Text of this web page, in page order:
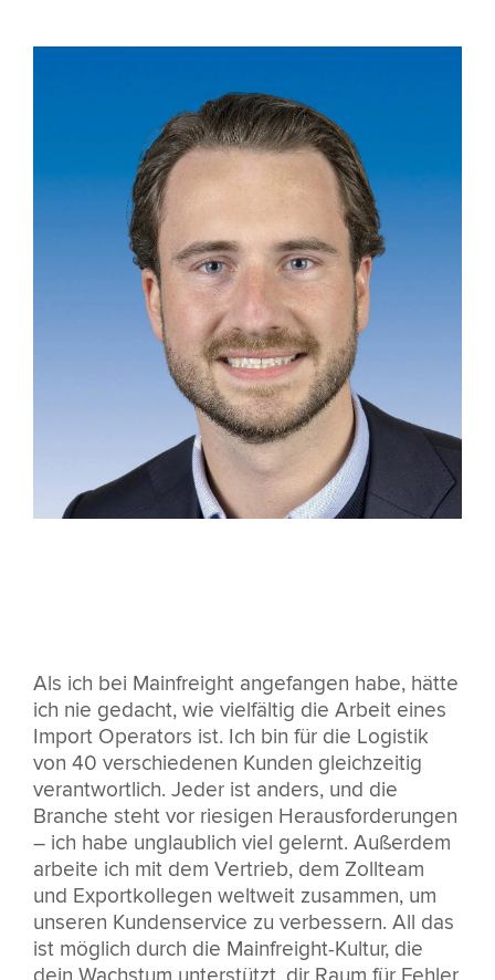
Als ich bei Mainfreight angefangen habe, hätte
ich nie gedacht, wie vielfältig die Arbeit eines
Import Operators ist. Ich bin für die Logistik
von 40 verschiedenen Kunden gleichzeitig
verantwortlich. Jeder ist anders, und die
Branche steht vor riesigen Herausforderungen
– ich habe unglaublich viel gelernt. Außerdem
arbeite ich mit dem Vertrieb, dem Zollteam
und Exportkollegen weltweit zusammen, um
unseren Kundenservice zu verbessern. All das
ist möglich durch die Mainfreight-Kultur, die